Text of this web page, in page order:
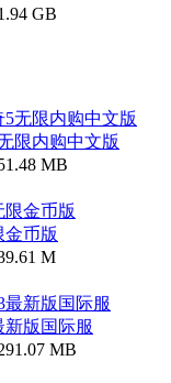
GB
限内购中文版
MB
金币版
M
新版国际服
MB